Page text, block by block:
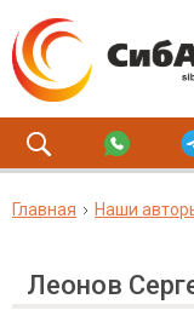
Главная Наши
Леонов